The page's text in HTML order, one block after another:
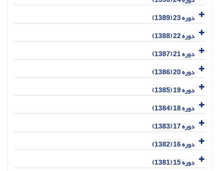
دوره 23 (1389)
دوره 22 (1388)
دوره 21 (1387)
دوره 20 (1386)
دوره 19 (1385)
دوره 18 (1384)
دوره 17 (1383)
دوره 16 (1382)
دوره 15 (1381)